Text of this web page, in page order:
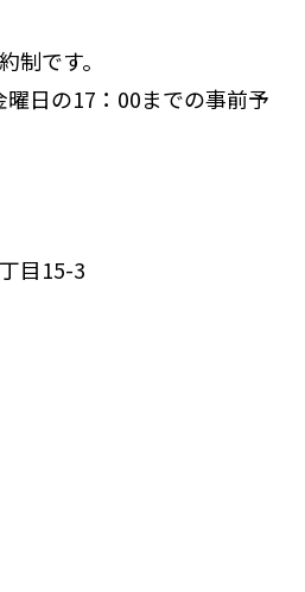
制です。
曜日の17：00までの事前予
目15-3